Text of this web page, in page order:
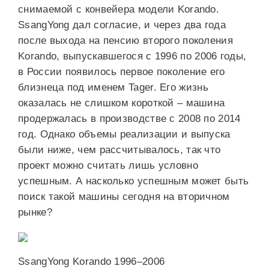
снимаемой с конвейера модели Korando.
SsangYong дал согласие, и через два года
после выхода на пенсию второго поколения
Korando, выпускавшегося с 1996 по 2006 годы,
в России появилось первое поколение его
близнеца под именем Tager. Его жизнь
оказалась не слишком короткой – машина
продержалась в производстве с 2008 по 2014
год. Однако объемы реализации и выпуска
были ниже, чем рассчитывалось, так что
проект можно считать лишь условно
успешным. А насколько успешным может быть
поиск такой машины сегодня на вторичном
рынке?
SsangYong Korando 1996–2006